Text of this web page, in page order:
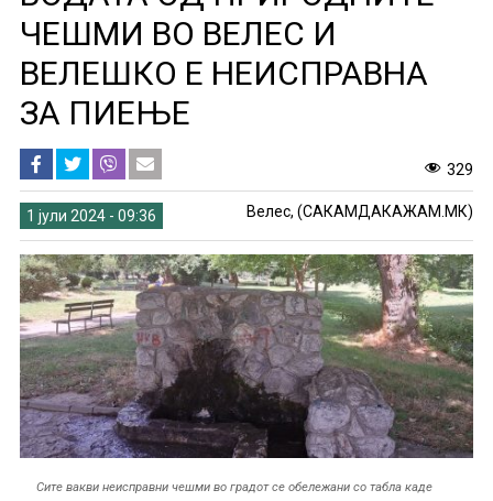
ЧЕШМИ ВО ВЕЛЕС И
ВЕЛЕШКО Е НЕИСПРАВНА
ЗА ПИЕЊЕ
329
1 јули 2024 - 09:36 Велес, (САКАМДАКАЖАМ.МК)
Сите вакви неисправни чешми во градот се обележани со табла каде